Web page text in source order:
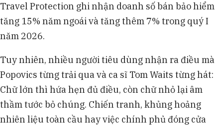
Travel Protection ghi nhận doanh số bán bảo hiểm
tăng 15% năm ngoái và tăng thêm 7% trong quý I
năm 2026.
Tuy nhiên, nhiều người tiêu dùng nhận ra điều mà
Popovics từng trải qua và ca sĩ Tom Waits từng hát:
Chữ lớn thì hứa hẹn đủ điều, còn chữ nhỏ lại âm
thầm tước bỏ chúng. Chiến tranh, khủng hoảng
nhiên liệu toàn cầu hay việc chính phủ đóng cửa